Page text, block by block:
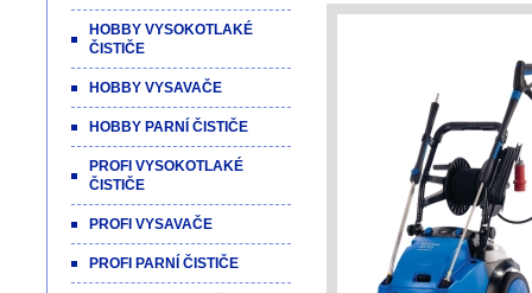
HOBBY VYSOKOTLAKÉ
ČISTIČE
HOBBY VYSAVAČE
HOBBY PARNÍ ČISTIČE
PROFI VYSOKOTLAKÉ
ČISTIČE
PROFI VYSAVAČE
PROFI PARNÍ ČISTIČE